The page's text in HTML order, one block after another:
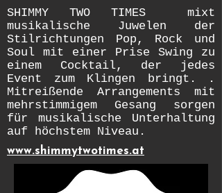
SHIMMY TWO TIMES mixt
musikalische Juwelen der
Stilrichtungen Pop, Rock und
Soul mit einer Prise Swing zu
einem Cocktail, der jedes
Event zum Klingen bringt. .
Mitreißende Arrangements mit
mehrstimmigem Gesang sorgen
für musikalische Unterhaltung
auf höchstem Niveau.
www.shimmytwotimes.at